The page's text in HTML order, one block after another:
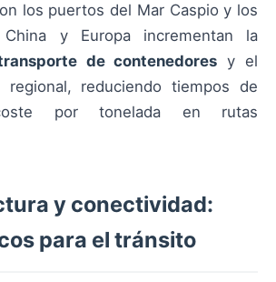
los puertos del Mar Caspio y los
y Europa incrementan la
de contenedores y el
regional, reduciendo tiempos de
por tonelada en rutas
y conectividad:
para el tránsito